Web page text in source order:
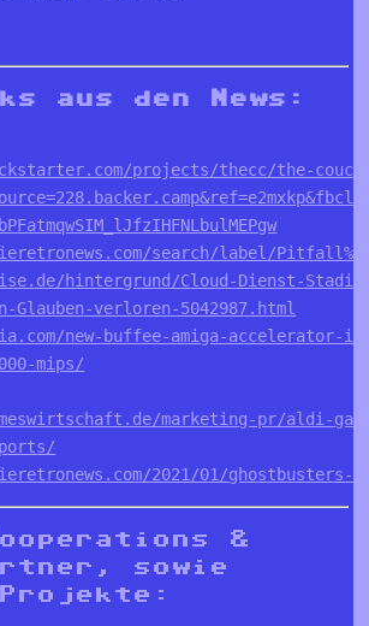
aus den News:
projects/thecc/the-couch-
search/label/
hintergrund/Cloud-Dienst-
Glauben-verloren-5042987.html
new-buffee-amiga-accelerator-
mips/
marketing-pr/aldi-
2021/01/ghostbusters-
&
sowie